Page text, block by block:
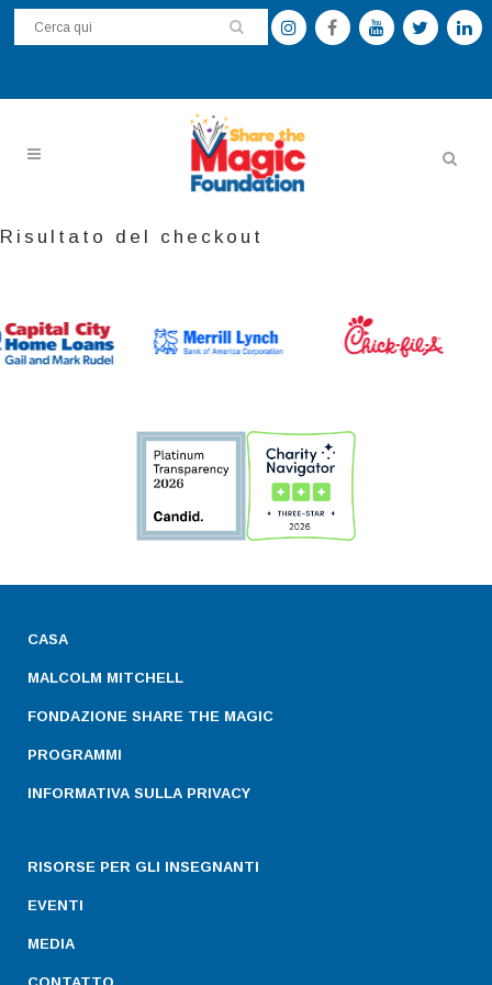
Risultato del checkout
CASA
MALCOLM MITCHELL
FONDAZIONE SHARE THE MAGIC
PROGRAMMI
INFORMATIVA SULLA PRIVACY
RISORSE PER GLI INSEGNANTI
EVENTI
MEDIA